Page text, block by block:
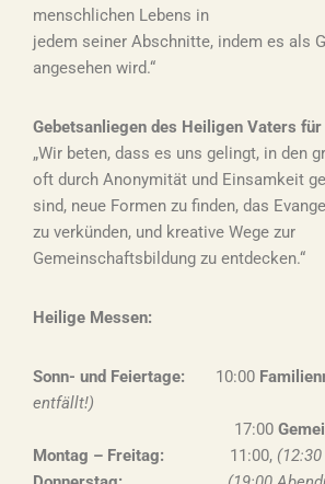
menschlichen Lebens in
jedem seiner Abschnitte, indem es als
angesehen wird.“
Gebetsanliegen des Heiligen Vaters
„Wir beten, dass es uns gelingt, in den
oft durch Anonymität und Einsamkeit
sind, neue Formen zu finden, das
zu verkünden, und kreative Wege zur
Gemeinschaftsbildung zu entdecken.“
Heilige Messen:
Sonn- und Feiertage: 10:00
entfällt!)
17:00
Montag – Freitag: 11:00,